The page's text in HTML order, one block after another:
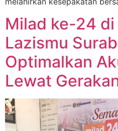
Milad ke-24 di
Lazismu
Optimalkan
Lewat